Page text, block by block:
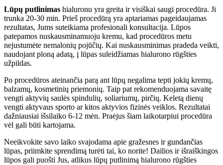
Lūpų putlinimas hialuronu yra greita ir visiškai saugi procedūra. Ji
trunka 20-30 min. Prieš procedūrą yra aptariamas pageidaujamas
rezultatas, Jums suteikiama profesionali konsultacija. Lūpos
patepamos nuskausminamuoju kremu, kad procedūros metu
nejustumėte nemalonių pojūčių. Kai nuskausminimas pradeda veikti,
naudojant ploną adatą, į lūpas suleidžiamas hialurono rūgšties
užpildas.
Po procedūros ateinančia parą ant lūpų negalima tepti jokių kremų,
balzamų, kosmetinių priemonių. Taip pat rekomenduojama savaitę
vengti aktyvių saulės spindulių, soliariumų, pirčių. Keletą dienų
vengti aktyvaus sporto ar kitos aktyvios fizinės veiklos. Rezultatai
dažniausiai išsilaiko 6-12 mėn. Praėjus šiam laikotarpiui procedūra
vėl gali būti kartojama.
Neeikvokite savo laiko svajodama apie gražesnes ir gundančias
lūpas, priimkite sprendimą turėti tai, ko norite! Dailios ir išraiškingos
lūpos gali puošti Jus, atlikus lūpų putlinimą hialurono rūgšties